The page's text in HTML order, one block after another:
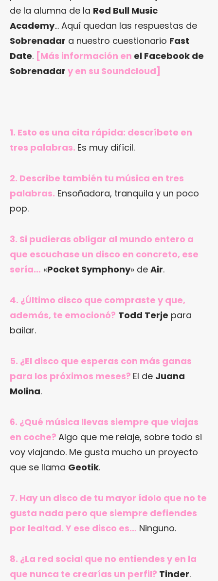
de la alumna de la Red Bull Music
Academy… Aquí quedan las respuestas de
Sobrenadar a nuestro cuestionario Fast
Date. [Más información en el Facebook de
Sobrenadar y en su Soundcloud]
1. Esto es una cita rápida: descríbete en
tres palabras. Es muy difícil.
2. Describe también tu música en tres
palabras. Ensoñadora, tranquila y un poco
pop.
3. Si pudieras obligar al mundo entero a
que escuchase un disco en concreto, ese
sería… «Pocket Symphony» de Air.
4. ¿Último disco que compraste y que,
además, te emocionó? Todd Terje para
bailar.
5. ¿El disco que esperas con más ganas
para los próximos meses? El de Juana
Molina.
6. ¿Qué música llevas siempre que viajas
en coche? Algo que me relaje, sobre todo si
voy viajando. Me gusta mucho un proyecto
que se llama Geotik.
7. Hay un disco de tu mayor ídolo que no te
gusta nada pero que siempre defiendes
por lealtad. Y ese disco es… Ninguno.
8. ¿La red social que no entiendes y en la
que nunca te crearías un perfil? Tinder.